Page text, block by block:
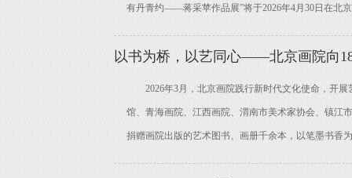
有丹青约——蒋采苹作品展”将于2026年4月30日在北
以书为桥，以艺同心——北京画院向
2026年3月，北京画院践行新时代文化使命，开展
馆、青海画院、江西画院、渭南市美术家协会、镇江
捐赠画院出版的艺术图书、画册千余本，以笔墨书香